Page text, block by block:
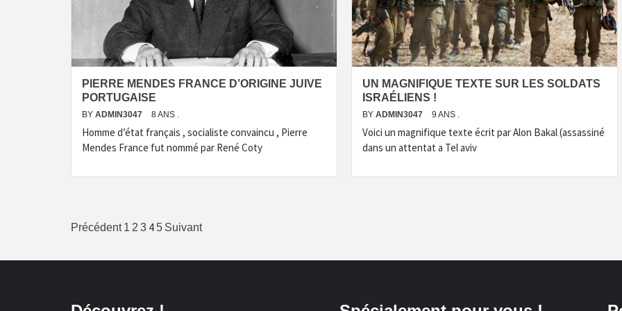
PIERRE MENDES FRANCE D’ORIGINE JUIVE
PORTUGAISE
BY ADMIN3047 8 ANS .
Homme d’état français , socialiste convaincu , Pierre
Mendes France fut nommé par René Coty
UN MAGNIFIQUE TEXTE SUR LES SOLDATS
ISRAÉLIENS !
BY ADMIN3047 9 ANS .
Voici un magnifique texte écrit par Alon Bakal (assassiné
dans un attentat a Tel aviv
Navigation
Précédent 1 2 3 4 5 Suivant